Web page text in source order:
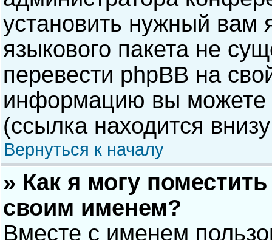
установить нужный вам
языкового пакета не
перевести phpBB на
информацию вы можете
(ссылка находится
Вернуться к началу
» Как я могу
своим именем?
Вместе с именем